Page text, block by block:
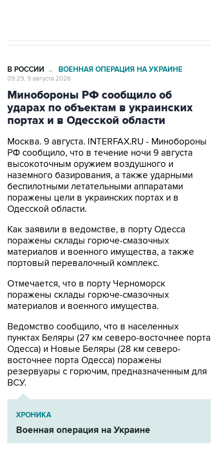
В РОССИИ → ВОЕННАЯ ОПЕРАЦИЯ НА УКРАИНЕ
09:29, 9 августа 2026
Минобороны РФ сообщило об
ударах по объектам в украинских
портах и в Одесской области
Москва. 9 августа. INTERFAX.RU - Минобороны
РФ сообщило, что в течение ночи 9 августа
высокоточным оружием воздушного и
наземного базирования, а также ударными
беспилотными летательными аппаратами
поражены цели в украинских портах и в
Одесской области.
Как заявили в ведомстве, в порту Одесса
поражены склады горюче-смазочных
материалов и военного имущества, а также
портовый перевалочный комплекс.
Отмечается, что в порту Черноморск
поражены склады горюче-смазочных
материалов и военного имущества.
Ведомство сообщило, что в населенных
пунктах Беляры (27 км северо-восточнее порта
Одесса) и Новые Беляры (28 км северо-
восточнее порта Одесса) поражены
резервуары с горючим, предназначенным для
ВСУ.
ХРОНИКА
Военная операция на Украине